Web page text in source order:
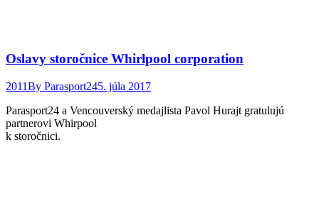
Oslavy storočnice Whirlpool corporation
2011By Parasport245. júla 2017
Parasport24 a Vencouverský medajlista Pavol Hurajt gratulujú
partnerovi Whirpool
k storočnici.